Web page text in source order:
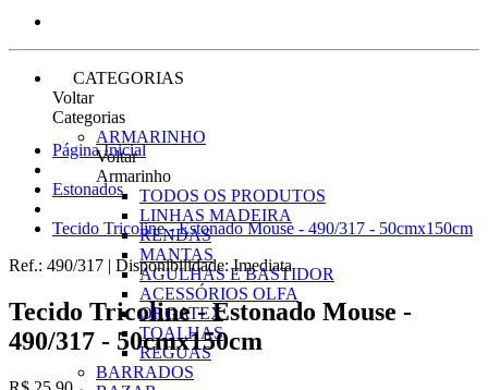
CATEGORIAS
Voltar
Categorias
ARMARINHO
Voltar
Armarinho
TODOS OS PRODUTOS
LINHAS MADEIRA
RENDAS
MANTAS
AGULHAS E BASTIDOR
ACESSÓRIOS OLFA
ORGATEX
TOALHAS
RÉGUAS
BARRADOS
Página Inicial
Estonados
Tecido Tricoline - Estonado Mouse - 490/317 - 50cmx150cm
Ref.: 490/317 | Disponibilidade:Imediata
Tecido Tricoline - Estonado Mouse -
490/317 - 50cmx150cm